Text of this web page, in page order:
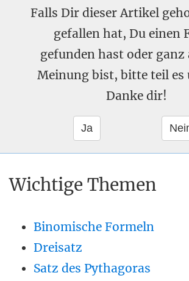
Falls Dir dieser Artikel
gefallen hat, Du einen
gefunden hast oder ganz
Meinung bist, bitte teil es
Danke dir!
Wichtige Themen
Binomische Formeln
Dreisatz
Satz des Pythagoras